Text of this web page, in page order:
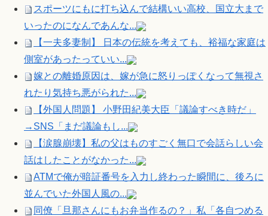
スポーツにもに打ち込んで結構いい高校、国立大まで
いったのになんであんな...
【一夫多妻制】 日本の伝統を考えても、裕福な家庭は
側室があったっていい...
嫁との離婚原因は、嫁が急に怒りっぽくなって無視さ
れたり気持ち悪がられた...
【外国人問題】 小野田紀美大臣「議論すべき時だ」
→SNS「まだ議論もし...
【涙腺崩壊】私の父はものすごく無口で会話らしい会
話はしたことがなかった...
ATMで俺が暗証番号を入力し終わった瞬間に、後ろに
並んでいた外国人風の...
同僚「旦那さんにもお弁当作るの？」私「各自つめる